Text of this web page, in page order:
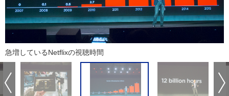
急増しているNetflixの視聴時間